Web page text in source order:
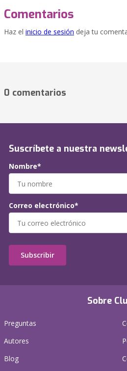
Comentarios
Haz el inicio de sesión deja tu
0 comentarios
Sobre
Preguntas
Autores
Blog
Suscríbete a nuestra
Nombre*
Correo electrónico*
Subscribir